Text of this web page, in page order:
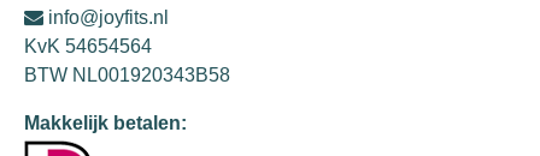
info@joyfits.nl
KvK 54654564
BTW NL001920343B58
Makkelijk betalen: